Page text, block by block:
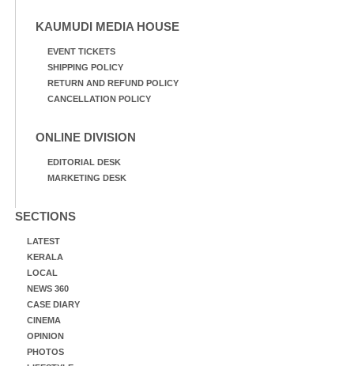
KAUMUDI MEDIA HOUSE
EVENT TICKETS
SHIPPING POLICY
RETURN AND REFUND POLICY
CANCELLATION POLICY
ONLINE DIVISION
EDITORIAL DESK
MARKETING DESK
SECTIONS
LATEST
KERALA
LOCAL
NEWS 360
CASE DIARY
CINEMA
OPINION
PHOTOS